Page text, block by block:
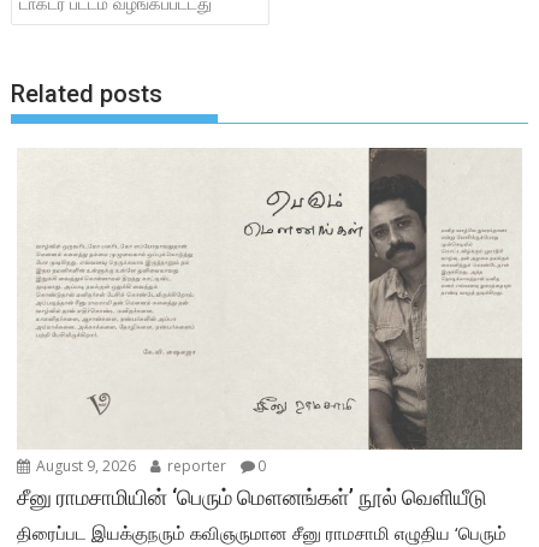
k p
Related posts
August 9, 2026 reporter 0
சீனு ராமசாமியின் ‘பெரும் மௌனங்கள்’ நூல் வெளியீடு
திரைப்பட இயக்குநரும் கவிஞருமான சீனு ராமசாமி எழுதிய ‘பெரும்